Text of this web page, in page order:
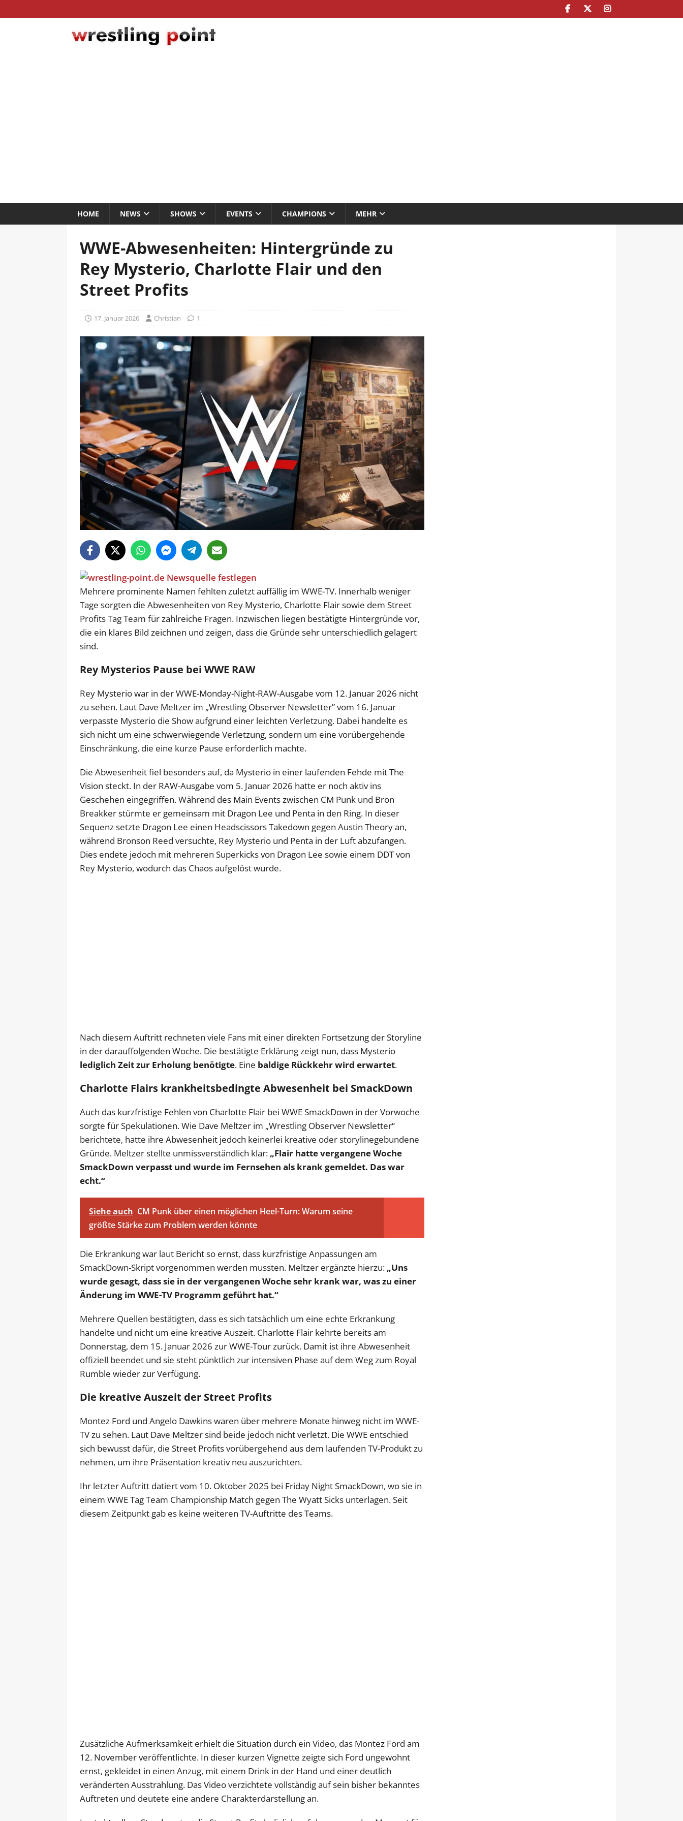
HOME NEWS SHOWS EVENTS CHAMPIONS MEHR
WWE-Abwesenheiten: Hintergründe zu
Rey Mysterio, Charlotte Flair und den
Street Profits
17. Januar 2026 Christian 1
Mehrere prominente Namen fehlten zuletzt auffällig im WWE-TV. Innerhalb weniger
Tage sorgten die Abwesenheiten von Rey Mysterio, Charlotte Flair sowie dem Street
Profits Tag Team für zahlreiche Fragen. Inzwischen liegen bestätigte Hintergründe vor,
die ein klares Bild zeichnen und zeigen, dass die Gründe sehr unterschiedlich gelagert
sind.
Rey Mysterios Pause bei WWE RAW
Rey Mysterio war in der WWE-Monday-Night-RAW-Ausgabe vom 12. Januar 2026 nicht
zu sehen. Laut Dave Meltzer im „Wrestling Observer Newsletter” vom 16. Januar
verpasste Mysterio die Show aufgrund einer leichten Verletzung. Dabei handelte es
sich nicht um eine schwerwiegende Verletzung, sondern um eine vorübergehende
Einschränkung, die eine kurze Pause erforderlich machte.
Die Abwesenheit fiel besonders auf, da Mysterio in einer laufenden Fehde mit The
Vision steckt. In der RAW-Ausgabe vom 5. Januar 2026 hatte er noch aktiv ins
Geschehen eingegriffen. Während des Main Events zwischen CM Punk und Bron
Breakker stürmte er gemeinsam mit Dragon Lee und Penta in den Ring. In dieser
Sequenz setzte Dragon Lee einen Headscissors Takedown gegen Austin Theory an,
während Bronson Reed versuchte, Rey Mysterio und Penta in der Luft abzufangen.
Dies endete jedoch mit mehreren Superkicks von Dragon Lee sowie einem DDT von
Rey Mysterio, wodurch das Chaos aufgelöst wurde.
Nach diesem Auftritt rechneten viele Fans mit einer direkten Fortsetzung der Storyline
in der darauffolgenden Woche. Die bestätigte Erklärung zeigt nun, dass Mysterio
lediglich Zeit zur Erholung benötigte. Eine baldige Rückkehr wird erwartet.
Charlotte Flairs krankheitsbedingte Abwesenheit bei SmackDown
Auch das kurzfristige Fehlen von Charlotte Flair bei WWE SmackDown in der Vorwoche
sorgte für Spekulationen. Wie Dave Meltzer im „Wrestling Observer Newsletter“
berichtete, hatte ihre Abwesenheit jedoch keinerlei kreative oder storylinegebundene
Gründe. Meltzer stellte unmissverständlich klar: „Flair hatte vergangene Woche
SmackDown verpasst und wurde im Fernsehen als krank gemeldet. Das war
echt.“
Siehe auch CM Punk über einen möglichen Heel-Turn: Warum seine
größte Stärke zum Problem werden könnte
Die Erkrankung war laut Bericht so ernst, dass kurzfristige Anpassungen am
SmackDown-Skript vorgenommen werden mussten. Meltzer ergänzte hierzu: „Uns
wurde gesagt, dass sie in der vergangenen Woche sehr krank war, was zu einer
Änderung im WWE-TV Programm geführt hat.“
Mehrere Quellen bestätigten, dass es sich tatsächlich um eine echte Erkrankung
handelte und nicht um eine kreative Auszeit. Charlotte Flair kehrte bereits am
Donnerstag, dem 15. Januar 2026 zur WWE-Tour zurück. Damit ist ihre Abwesenheit
offiziell beendet und sie steht pünktlich zur intensiven Phase auf dem Weg zum Royal
Rumble wieder zur Verfügung.
Die kreative Auszeit der Street Profits
Montez Ford und Angelo Dawkins waren über mehrere Monate hinweg nicht im WWE-
TV zu sehen. Laut Dave Meltzer sind beide jedoch nicht verletzt. Die WWE entschied
sich bewusst dafür, die Street Profits vorübergehend aus dem laufenden TV-Produkt zu
nehmen, um ihre Präsentation kreativ neu auszurichten.
Ihr letzter Auftritt datiert vom 10. Oktober 2025 bei Friday Night SmackDown, wo sie in
einem WWE Tag Team Championship Match gegen The Wyatt Sicks unterlagen. Seit
diesem Zeitpunkt gab es keine weiteren TV-Auftritte des Teams.
Zusätzliche Aufmerksamkeit erhielt die Situation durch ein Video, das Montez Ford am
12. November veröffentlichte. In dieser kurzen Vignette zeigte sich Ford ungewohnt
ernst, gekleidet in einen Anzug, mit einem Drink in der Hand und einer deutlich
veränderten Ausstrahlung. Das Video verzichtete vollständig auf sein bisher bekanntes
Auftreten und deutete eine andere Charakterdarstellung an.